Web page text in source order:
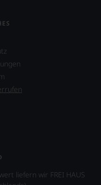
liefern wir FREI HAUS